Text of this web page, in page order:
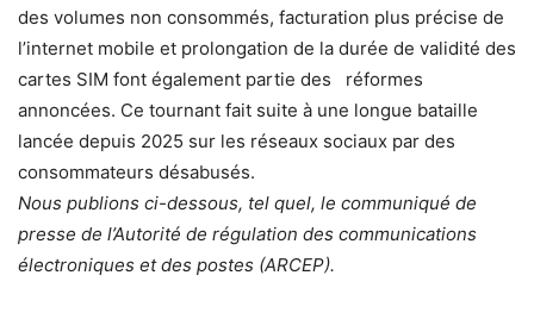
des volumes non consommés, facturation plus précise de
l’internet mobile et prolongation de la durée de validité des
cartes SIM font également partie des réformes
annoncées. Ce tournant fait suite à une longue bataille
lancée depuis 2025 sur les réseaux sociaux par des
consommateurs désabusés.
Nous publions ci-dessous, tel quel, le communiqué de
presse de l’Autorité de régulation des communications
électroniques et des postes (ARCEP).